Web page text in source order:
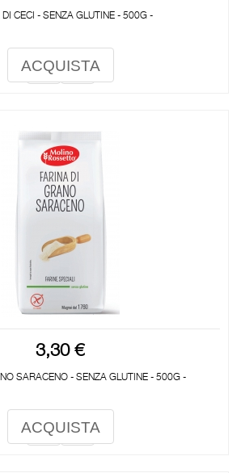
DI CECI - SENZA GLUTINE - 500G -
ACQUISTA
3,30 €
SARACENO - SENZA GLUTINE - 500G -
ACQUISTA